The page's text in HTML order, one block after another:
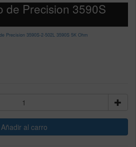
de Precision 3590S